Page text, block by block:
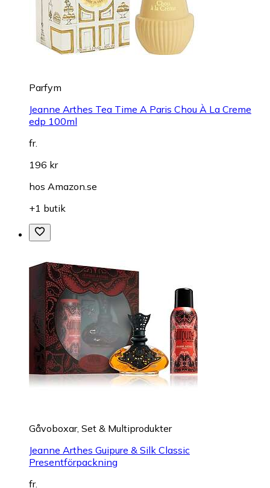
Parfym
Jeanne Arthes Tea Time A Paris Chou À La Creme
edp 100ml
fr.
196 kr
hos Amazon.se
+1 butik
Gåvoboxar, Set & Multiprodukter
Jeanne Arthes Guipure & Silk Classic
Presentförpackning
fr.